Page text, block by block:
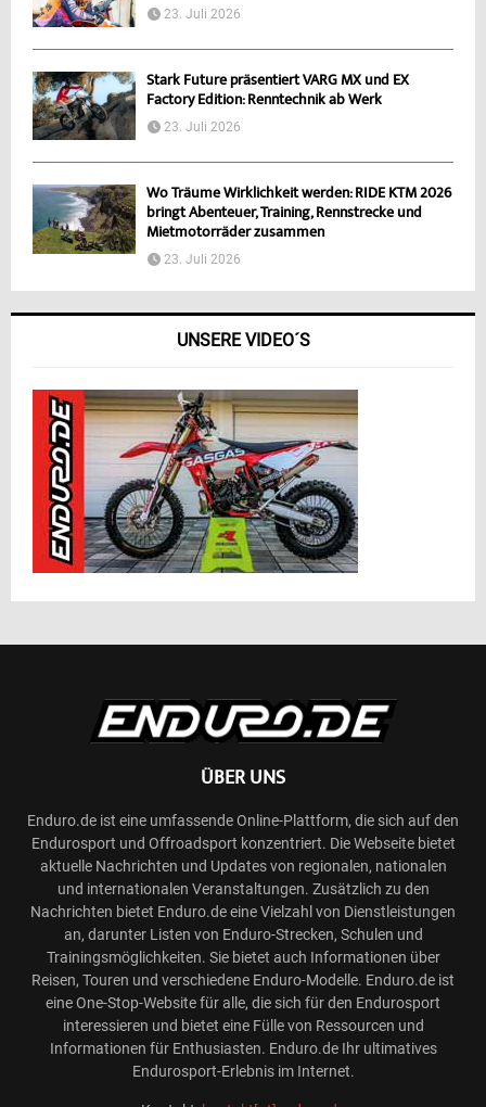
23. Juli 2026
Stark Future präsentiert VARG MX und EX
Factory Edition: Renntechnik ab Werk
23. Juli 2026
Wo Träume Wirklichkeit werden: RIDE KTM 2026
bringt Abenteuer, Training, Rennstrecke und
Mietmotorräder zusammen
23. Juli 2026
UNSERE VIDEO´S
ÜBER UNS
Enduro.de ist eine umfassende Online-Plattform, die sich auf den
Endurosport und Offroadsport konzentriert. Die Webseite bietet
aktuelle Nachrichten und Updates von regionalen, nationalen
und internationalen Veranstaltungen. Zusätzlich zu den
Nachrichten bietet Enduro.de eine Vielzahl von Dienstleistungen
an, darunter Listen von Enduro-Strecken, Schulen und
Trainingsmöglichkeiten. Sie bietet auch Informationen über
Reisen, Touren und verschiedene Enduro-Modelle. Enduro.de ist
eine One-Stop-Website für alle, die sich für den Endurosport
interessieren und bietet eine Fülle von Ressourcen und
Informationen für Enthusiasten. Enduro.de Ihr ultimatives
Endurosport-Erlebnis im Internet.